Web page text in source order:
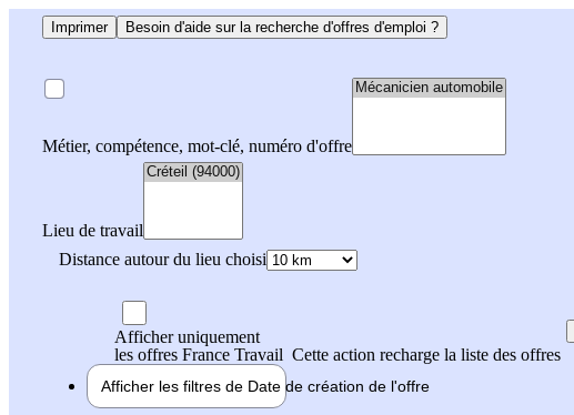
Imprimer Besoin d'aide sur la recherche d'offres d'emploi ?
Métier, compétence, mot-clé, numéro d'offre
Lieu de travail
Distance autour du lieu choisi
Afficher uniquement
les offres France Travail Cette action recharge la liste des offres
Afficher les filtres de Date de création de l'offre